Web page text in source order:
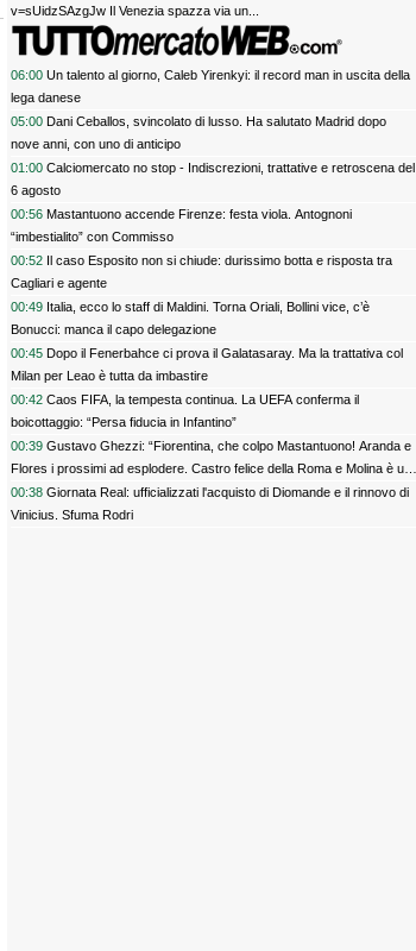
v=sUidzSAzgJw Il Venezia spazza via un...
06:00 Un talento al giorno, Caleb Yirenkyi: il record man in uscita della
lega danese
05:00 Dani Ceballos, svincolato di lusso. Ha salutato Madrid dopo
nove anni, con uno di anticipo
01:00 Calciomercato no stop - Indiscrezioni, trattative e retroscena del
6 agosto
00:56 Mastantuono accende Firenze: festa viola. Antognoni
“imbestialito” con Commisso
00:52 Il caso Esposito non si chiude: durissimo botta e risposta tra
Cagliari e agente
00:49 Italia, ecco lo staff di Maldini. Torna Oriali, Bollini vice, c’è
Bonucci: manca il capo delegazione
00:45 Dopo il Fenerbahce ci prova il Galatasaray. Ma la trattativa col
Milan per Leao è tutta da imbastire
00:42 Caos FIFA, la tempesta continua. La UEFA conferma il
boicottaggio: “Persa fiducia in Infantino”
00:39 Gustavo Ghezzi: “Fiorentina, che colpo Mastantuono! Aranda e
Flores i prossimi ad esplodere. Castro felice della Roma e Molina è un
bel colpo”
00:38 Giornata Real: ufficializzati l'acquisto di Diomande e il rinnovo di
Vinicius. Sfuma Rodri